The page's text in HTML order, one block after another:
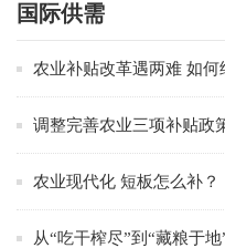
国际供需
农业补贴改革遇两难 如何
调整完善农业三项补贴政
农业现代化 短板怎么补？
从“吃干榨尽”到“藏粮于